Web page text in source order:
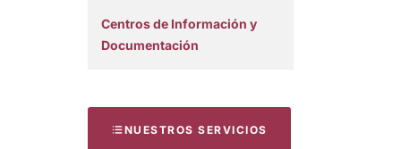
Centros de Información y
Documentación
NUESTROS SERVICIOS